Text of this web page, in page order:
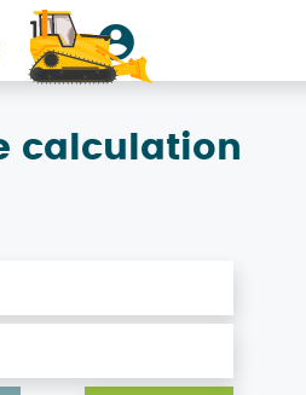
calculation